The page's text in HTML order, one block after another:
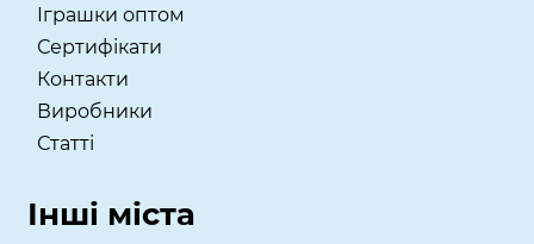
Іграшки оптом
Сертифікати
Контакти
Виробники
Статті
Інші міста